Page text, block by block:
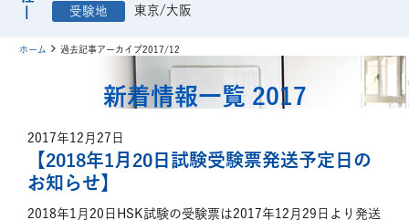
東京/大阪
ホーム 過去記事アーカイブ2017/12
新着情報一覧 2017
2017年12月27日
【2018年1月20日試験受験票発送予定日の
お知らせ】
2018年1月20日HSK試験の受験票は2017年12月29日より発送